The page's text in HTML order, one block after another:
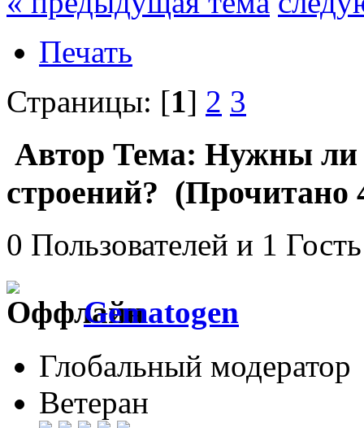
Печать
Страницы: [1] 2 3
Автор Тема: Нужны
строений? (Прочитано
0 Пользователей и 1
Gematogen
Глобальный модератор
Ветеран